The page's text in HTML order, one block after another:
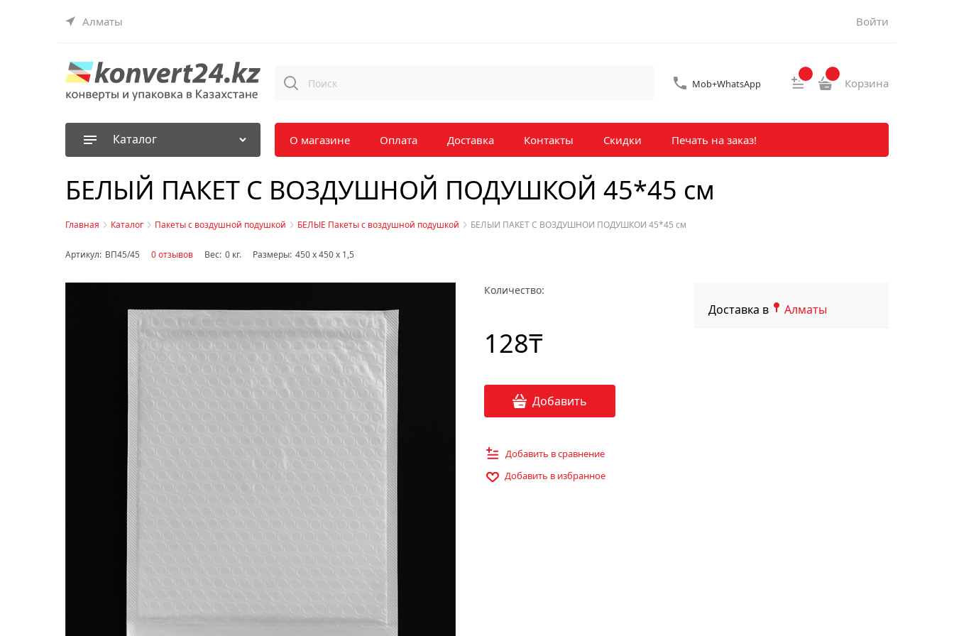
Алматы Войти
Mob+WhatsApp Корзина
Каталог О магазине Оплата Доставка Контакты Скидки Печать на заказ!
БЕЛЫЙ ПАКЕТ С ВОЗДУШНОЙ ПОДУШКОЙ 45*45 см
Главная Каталог Пакеты с воздушной подушкой БЕЛЫЕ Пакеты с воздушной подушкой БЕЛЫЙ ПАКЕТ С ВОЗДУШНОЙ ПОДУШКОЙ 45*45 см
Артикул: ВП45/45 0 отзывов Вес: 0 кг. Размеры: 450x450x 1,5
Количество:
128₸
Добавить
Добавить в сравнение
Добавить в избранное
Доставка в Алматы